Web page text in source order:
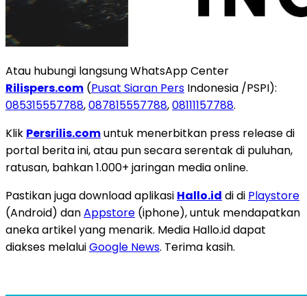
Atau hubungi langsung WhatsApp Center
Rilispers.com (Pusat Siaran Pers Indonesia /PSPI):
085315557788,087815557788,08111157788.
Klik Persrilis.comuntuk menerbitkan press release di
portal berita ini, atau pun secara serentak di puluhan,
ratusan, bahkan 1.000+ jaringan media online.
Pastikan juga download aplikasi Hallo.id di di Playstore
(Android) danAppstore (iphone), untuk mendapatkan
aneka artikel yang menarik. Media Hallo.id dapat
diakses melaluiGoogle News. Terima kasih.